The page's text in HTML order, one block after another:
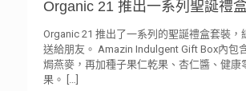
Organic 21 推出一系列聖誕禮
Organic 21 推出了一系列的聖誕禮盒套裝，
送給朋友。 Amazin Indulgent Gift Box內包
焗燕麥，再加種子果仁乾果、杏仁醬、健康
果。
[…]